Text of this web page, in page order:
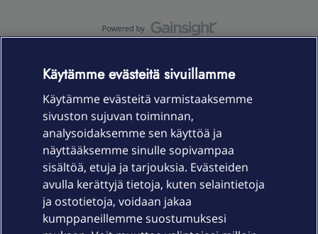
Laitteet & liittymät
Palvelut
Käytämme evästeitä sivuillamme
Käytämme evästeitä varmistaaksemme
sivuston sujuvan toiminnan,
analysoidaksemme sen käyttöä ja
näyttääksemme sinulle sopivampaa
sisältöä, etuja ja tarjouksia. Evästeiden
avulla kerättyjä tietoja, kuten selaintietoja
ja ostotietoja, voidaan jakaa
kumppaneillemme suostumuksesi